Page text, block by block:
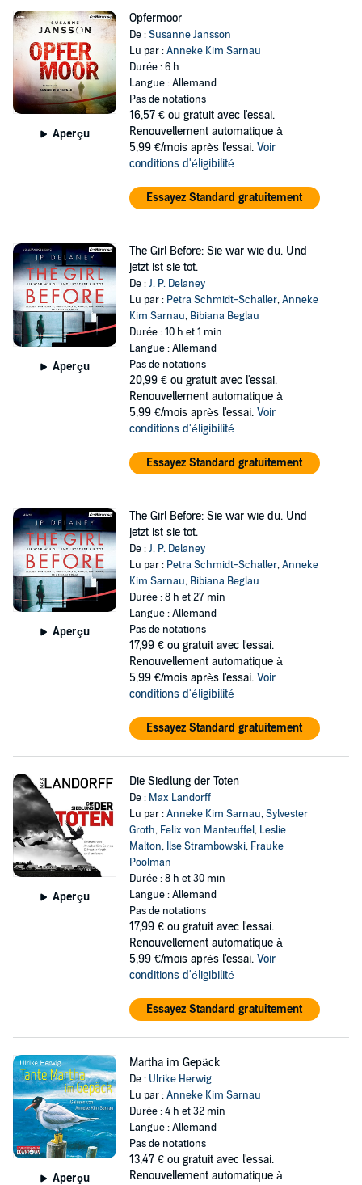
Aperçu
Opfermoor
De :Susanne Jansson
Lu par :Anneke Kim Sarnau
Durée : 6 h
Langue : Allemand
Pas de notations
16,57 € ou gratuit avec l'essai.
Renouvellement automatique à
5,99 €/mois après l'essai. Voir
conditions d'éligibilité
Essayez Standard gratuitement
Aperçu
The Girl Before: Sie war wie du. Und
jetzt ist sie tot.
De :J. P. Delaney
Lu par : Petra Schmidt-Schaller,Anneke
Kim Sarnau, Bibiana Beglau
Durée : 10 h et 1 min
Langue : Allemand
Pas de notations
20,99 € ou gratuit avec l'essai.
Renouvellement automatique à
5,99 €/mois après l'essai. Voir
conditions d'éligibilité
Essayez Standard gratuitement
Aperçu
The Girl Before: Sie war wie du. Und
jetzt ist sie tot.
De :J. P. Delaney
Lu par : Petra Schmidt-Schaller,Anneke
Kim Sarnau, Bibiana Beglau
Durée : 8 h et 27 min
Langue : Allemand
Pas de notations
17,99 € ou gratuit avec l'essai.
Renouvellement automatique à
5,99 €/mois après l'essai. Voir
conditions d'éligibilité
Essayez Standard gratuitement
Aperçu
Die Siedlung der Toten
De : Max Landorff
Lu par :Anneke Kim Sarnau,Sylvester
Groth, Felix von Manteuffel, Leslie
Malton, Ilse Strambowski, Frauke
Poolman
Durée : 8 h et 30 min
Langue : Allemand
Pas de notations
17,99 € ou gratuit avec l'essai.
Renouvellement automatique à
5,99 €/mois après l'essai. Voir
conditions d'éligibilité
Essayez Standard gratuitement
Aperçu
Martha im Gepäck
De : Ulrike Herwig
Lu par :Anneke Kim Sarnau
Durée : 4 h et 32 min
Langue : Allemand
Pas de notations
13,47 € ou gratuit avec l'essai.
Renouvellement automatique à